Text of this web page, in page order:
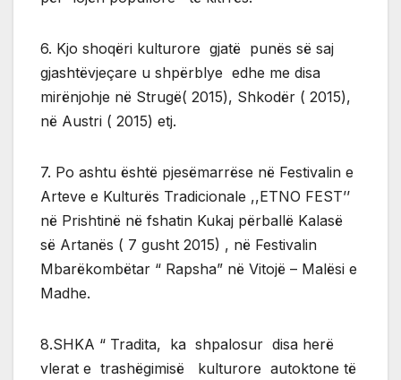
6. Kjo shoqëri kulturore gjatë punës së saj
gjashtëvjeçare u shpërblye edhe me disa
mirënjohje në Strugë( 2015), Shkodër ( 2015),
në Austri ( 2015) etj.
7. Po ashtu është pjesëmarrëse në Festivalin e
Arteve e Kulturës Tradicionale ,,ETNO FEST’’
në Prishtinë në fshatin Kukaj përballë Kalasë
së Artanës ( 7 gusht 2015) , në Festivalin
Mbarëkombëtar “ Rapsha” në Vitojë – Malësi e
Madhe.
8.SHKA “ Tradita, ka shpalosur disa herë
vlerat e trashëgimisë kulturore autoktone të